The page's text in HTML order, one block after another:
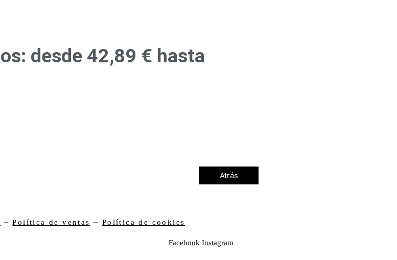
desde 42,89 € hasta
Atrás
–Política de ventas – Política de cookies
Facebook Instagram